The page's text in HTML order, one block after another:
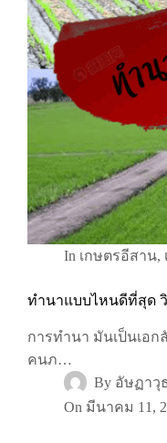
In เกษตรอีสาน,
ทำนาแบบไหนดีที่สุด
การทำนา มันเป็นเอ
คนภ…
By อัษฏาวุ
On มีนาคม 11,